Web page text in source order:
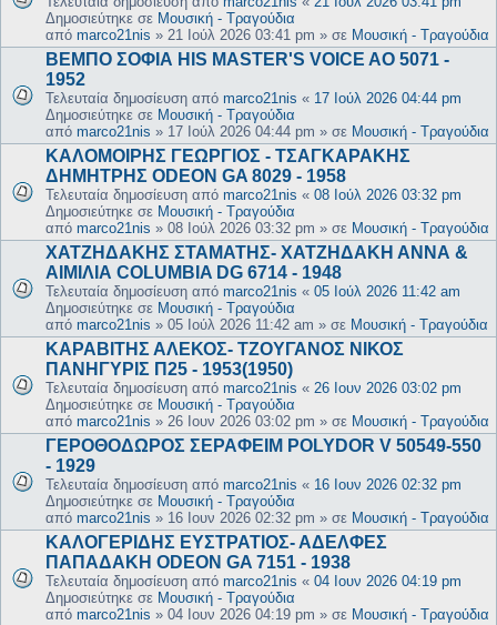
Δημοσιεύτηκε σε Μουσική - Τραγούδια
από marco21nis » 21 Ιούλ 2026 03:41 pm » σε Μουσική - Τραγούδια
ΒΕΜΠΟ ΣΟΦΙΑ HIS MASTER'S VOICE AO 5071 -
1952
Τελευταία δημοσίευση από marco21nis « 17 Ιούλ 2026 04:44 pm
Δημοσιεύτηκε σε Μουσική - Τραγούδια
από marco21nis » 17 Ιούλ 2026 04:44 pm » σε Μουσική - Τραγούδια
ΚΑΛΟΜΟΙΡΗΣ ΓΕΩΡΓΙΟΣ - ΤΣΑΓΚΑΡΑΚΗΣ
ΔΗΜΗΤΡΗΣ ODEON GA 8029 - 1958
Τελευταία δημοσίευση από marco21nis « 08 Ιούλ 2026 03:32 pm
Δημοσιεύτηκε σε Μουσική - Τραγούδια
από marco21nis » 08 Ιούλ 2026 03:32 pm » σε Μουσική - Τραγούδια
ΧΑΤΖΗΔΑΚΗΣ ΣΤΑΜΑΤΗΣ- ΧΑΤΖΗΔΑΚΗ ΑΝΝΑ &
ΑΙΜΙΛΙΑ COLUMBIA DG 6714 - 1948
Τελευταία δημοσίευση από marco21nis « 05 Ιούλ 2026 11:42 am
Δημοσιεύτηκε σε Μουσική - Τραγούδια
από marco21nis » 05 Ιούλ 2026 11:42 am » σε Μουσική - Τραγούδια
ΚΑΡΑΒΙΤΗΣ ΑΛΕΚΟΣ- ΤΖΟΥΓΑΝΟΣ ΝΙΚΟΣ
ΠΑΝΗΓΥΡΙΣ Π25 - 1953(1950)
Τελευταία δημοσίευση από marco21nis « 26 Ιουν 2026 03:02 pm
Δημοσιεύτηκε σε Μουσική - Τραγούδια
από marco21nis » 26 Ιουν 2026 03:02 pm » σε Μουσική - Τραγούδια
ΓΕΡΟΘΟΔΩΡΟΣ ΣΕΡΑΦΕΙΜ POLYDOR V 50549-550
- 1929
Τελευταία δημοσίευση από marco21nis « 16 Ιουν 2026 02:32 pm
Δημοσιεύτηκε σε Μουσική - Τραγούδια
από marco21nis » 16 Ιουν 2026 02:32 pm » σε Μουσική - Τραγούδια
ΚΑΛΟΓΕΡΙΔΗΣ ΕΥΣΤΡΑΤΙΟΣ- ΑΔΕΛΦΕΣ
ΠΑΠΑΔΑΚΗ ODEON GA 7151 - 1938
Τελευταία δημοσίευση από marco21nis « 04 Ιουν 2026 04:19 pm
Δημοσιεύτηκε σε Μουσική - Τραγούδια
από marco21nis » 04 Ιουν 2026 04:19 pm » σε Μουσική - Τραγούδια